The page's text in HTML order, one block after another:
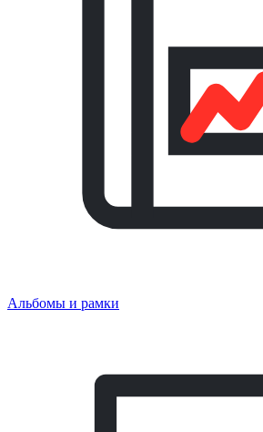
Альбомы и рамки